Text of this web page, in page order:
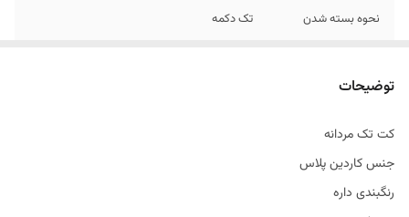
نحوه بسته شدن تک دکمه
قواره
توضیحات
کت تک مردانه
جنس کاردین پلاس
رنگبندی داره